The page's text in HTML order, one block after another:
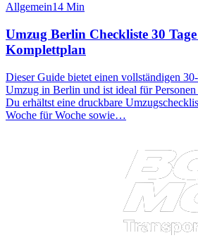
Allgemein14 Min
Umzug Berlin Checkliste 30
Komplettplan
Dieser Guide bietet einen vollständigen
Umzug in Berlin und ist ideal für
Du erhältst eine druckbare
Woche für Woche sowie…